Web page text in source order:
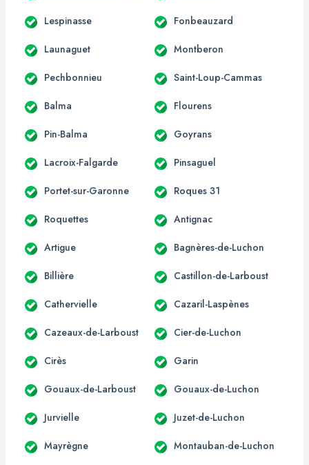
Lespinasse Fonbeauzard
Launaguet Montberon
Pechbonnieu Saint-Loup-Cammas
Balma Flourens
Pin-Balma Goyrans
Lacroix-Falgarde Pinsaguel
Portet-sur-Garonne Roques 31
Roquettes Antignac
Artigue Bagnères-de-Luchon
Billière Castillon-de-Larboust
Cathervielle Cazaril-Laspènes
Cazeaux-de-Larboust Cier-de-Luchon
Cirès Garin
Gouaux-de-Larboust Gouaux-de-Luchon
Jurvielle Juzet-de-Luchon
Mayrègne Montauban-de-Luchon